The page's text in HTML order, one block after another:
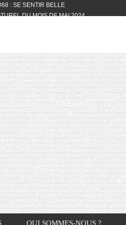
: SE SENTIR BELLE
DU MOIS DE MAI 2024
& BIOTYFULL BOX DU MOIS DE MAI 2024
& CONVIVIALITÉ
& BIOTYFULL BOX DU MOIS D’AVRIL
: L’AVIS DES AUTRES, CE N’EST QUE LA
& BIOTYFULL BOX DES MOIS DE
RISOTTO
QUI SOMMES-NOUS ?